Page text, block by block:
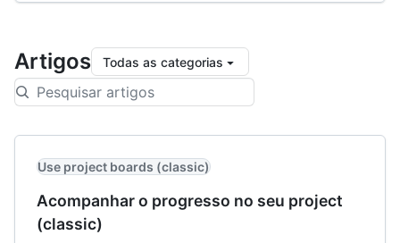
Artigos Todas as categorias
Use project boards (classic)
Acompanhar o progresso no seu project
(classic)